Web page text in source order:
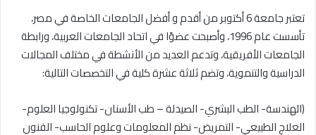
تعتبر جامعة 6 أكتوبر من أقدم و أفضل الجامعات الخاصة في مصر،
تأسست عام 1996، وأصبحت عضوًا في اتحاد الجامعات العربية، ورابطة
الجامعات الأفريقية، وتدعم العديد من الأنشطة في مختلف المجالات
الدراسية والتنموية، وتضم ثلاثة عشرة كلية في التخصصات التالية:
(الهندسة- الطب البشري- الصيدلة – طب الأسنان- تكنولوجيا العلوم-
العلاج الطبيعي- التمريض- نظم المعلومات وعلوم الحاسب- الفنون